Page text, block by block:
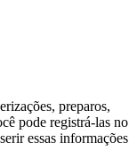
preparos,
pode registrá-las no
essas informações